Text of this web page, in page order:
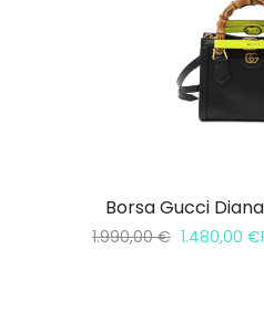
Borsa Gucci
1.990,00€ 1.480,00 €